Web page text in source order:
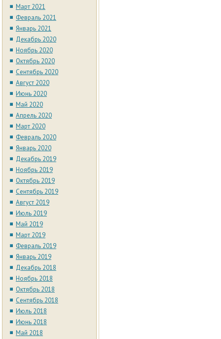
Март 2021
Февраль 2021
Январь 2021
Декабрь 2020
Ноябрь 2020
Октябрь 2020
Сентябрь 2020
Август 2020
Июнь 2020
Май 2020
Апрель 2020
Март 2020
Февраль 2020
Январь 2020
Декабрь 2019
Ноябрь 2019
Октябрь 2019
Сентябрь 2019
Август 2019
Июль 2019
Май 2019
Март 2019
Февраль 2019
Январь 2019
Декабрь 2018
Ноябрь 2018
Октябрь 2018
Сентябрь 2018
Июль 2018
Июнь 2018
Май 2018